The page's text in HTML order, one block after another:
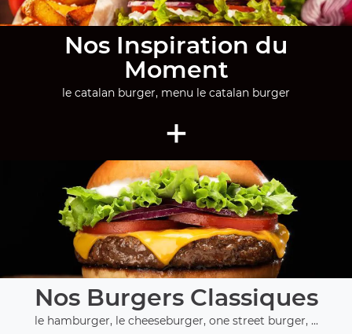
Nos Inspiration du
Moment
le catalan burger, menu le catalan burger
+
Nos Burgers Classiques
le hamburger, le cheeseburger, one street burger, ...